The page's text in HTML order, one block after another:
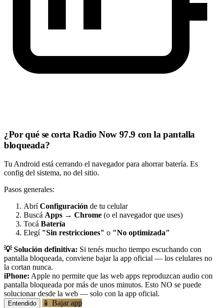
¿Por qué se corta Radio Now 97.9 con la pantalla
bloqueada?
Tu Android está cerrando el navegador para ahorrar batería. Es
config del sistema, no del sitio.
Pasos generales:
AbríConfiguración de tu celular
Buscá Apps → Chrome (o el navegador que uses)
Tocá Batería
Elegí "Sin restricciones" o "No optimizada"
💡 Solución definitiva: Si tenés mucho tiempo escuchando con
pantalla bloqueada, conviene bajar la app oficial — los celulares no
la cortan nunca.
iPhone: Apple no permite que las web apps reproduzcan audio con
pantalla bloqueada por más de unos minutos. Esto NO se puede
solucionar desde la web — solo con la app oficial.
Entendido 📱 Bajar app